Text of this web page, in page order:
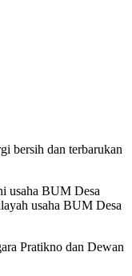
bersih dan terbarukan
usaha BUM Desa
usaha BUM Desa
Pratikno dan Dewan